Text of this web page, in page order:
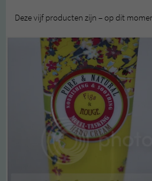
Deze vijf producten zijn – op dit